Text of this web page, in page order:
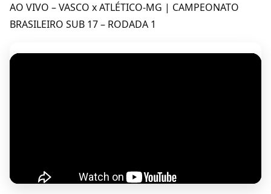
AO VIVO – VASCO x ATLÉTICO-MG | CAMPEONATO
BRASILEIRO SUB 17 – RODADA 1